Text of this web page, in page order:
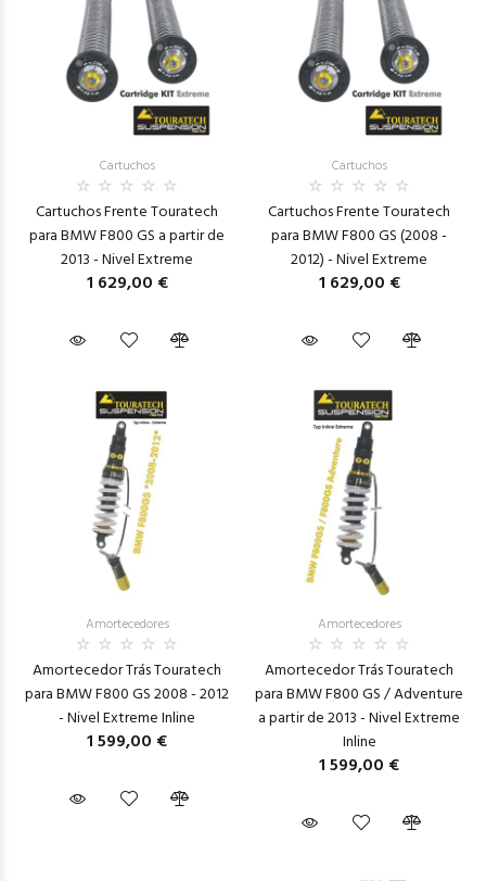
Cartuchos
Cartuchos Frente Touratech
para BMW F800 GS a partir de
2013 - Nivel Extreme
1 629,00 €
Cartuchos
Cartuchos Frente Touratech
para BMW F800 GS (2008 -
2012) - Nivel Extreme
1 629,00 €
Amortecedores
Amortecedor Trás Touratech
para BMW F800 GS 2008 - 2012
- Nivel Extreme Inline
1 599,00 €
Amortecedores
Amortecedor Trás Touratech
para BMW F800 GS / Adventure
a partir de 2013 - Nivel Extreme
Inline
1 599,00 €